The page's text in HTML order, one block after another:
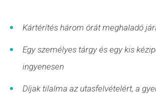
Kártérítés három órát meghaladó
Egy személyes tárgy és egy kis
ingyenesen
Díjak tilalma az utasfelvételért, a